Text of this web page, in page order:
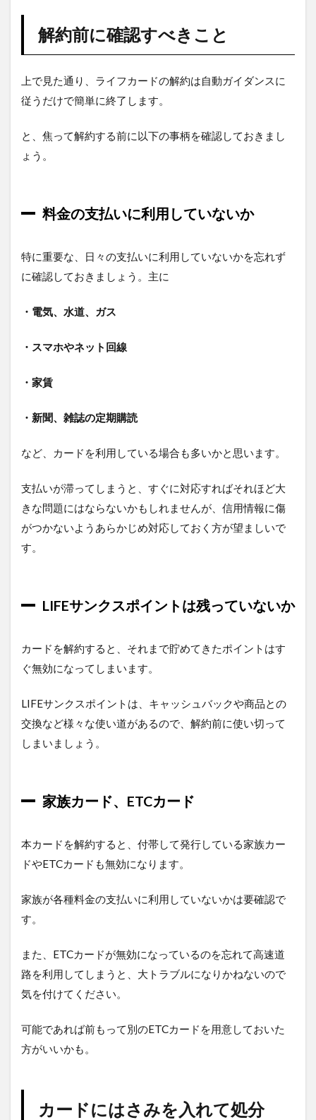
解約前に確認すべきこと
上で見た通り、ライフカードの解約は自動ガイダンスに
従うだけで簡単に終了します。
と、焦って解約する前に以下の事柄を確認しておきまし
ょう。
料金の支払いに利用していないか
特に重要な、日々の支払いに利用していないかを忘れず
に確認しておきましょう。主に
・電気、水道、ガス
・スマホやネット回線
・家賃
・新聞、雑誌の定期購読
など、カードを利用している場合も多いかと思います。
支払いが滞ってしまうと、すぐに対応すればそれほど大
きな問題にはならないかもしれませんが、信用情報に傷
がつかないようあらかじめ対応しておく方が望ましいで
す。
LIFEサンクスポイントは残っていないか
カードを解約すると、それまで貯めてきたポイントはす
ぐ無効になってしまいます。
LIFEサンクスポイントは、キャッシュバックや商品との
交換など様々な使い道があるので、解約前に使い切って
しまいましょう。
家族カード、ETCカード
本カードを解約すると、付帯して発行している家族カー
ドやETCカードも無効になります。
家族が各種料金の支払いに利用していないかは要確認で
す。
また、ETCカードが無効になっているのを忘れて高速道
路を利用してしまうと、大トラブルになりかねないので
気を付けてください。
可能であれば前もって別のETCカードを用意しておいた
方がいいかも。
カードにはさみを入れて処分